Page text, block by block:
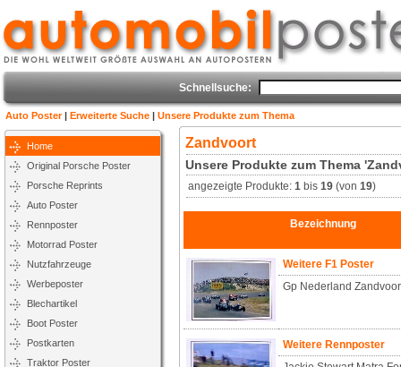
Schnellsuche:
Auto Poster| Erweiterte Suche | Unsere Produkte zum Thema
Home
Original Porsche Poster
Porsche Reprints
Auto Poster
Rennposter
Motorrad Poster
Nutzfahrzeuge
Werbeposter
Blechartikel
Boot Poster
Postkarten
Traktor Poster
Zandvoort
Unsere Produkte zum Thema
angezeigte Produkte:1 bis19 (von19)
Bezeichnung
Weitere F1 Poster
Gp Nederland
Weitere Rennposter